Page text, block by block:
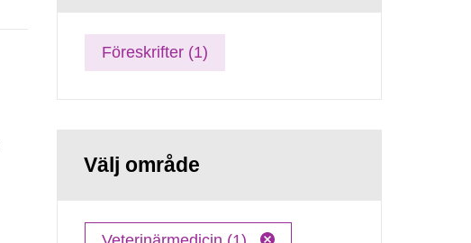
Föreskrifter (1)
Välj område